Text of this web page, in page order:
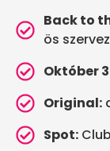
Back to
ös
Október
Original:
Spot: